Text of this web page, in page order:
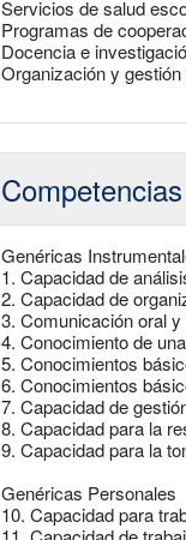
Servicios de salud
Programas de
Docencia e
Organización y
Competencias
Genéricas
1. Capacidad de
2. Capacidad de
3. Comunicación oral
4. Conocimiento de
5. Conocimientos
6. Conocimientos
7. Capacidad de
8. Capacidad para la
9. Capacidad para la
Genéricas Personales
10. Capacidad para